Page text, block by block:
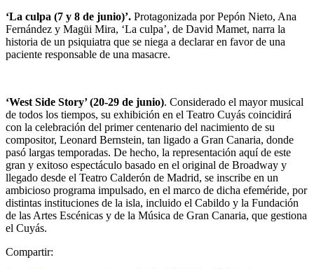
‘La culpa (7 y 8 de junio)’. Protagonizada por Pepón Nieto, Ana
Fernández y Magüi Mira, ‘La culpa’, de David Mamet, narra la
historia de un psiquiatra que se niega a declarar en favor de una
paciente responsable de una masacre.
‘West Side Story’ (20-29 de junio). Considerado el mayor musical
de todos los tiempos, su exhibición en el Teatro Cuyás coincidirá
con la celebración del primer centenario del nacimiento de su
compositor, Leonard Bernstein, tan ligado a Gran Canaria, donde
pasó largas temporadas. De hecho, la representación aquí de este
gran y exitoso espectáculo basado en el original de Broadway y
llegado desde el Teatro Calderón de Madrid, se inscribe en un
ambicioso programa impulsado, en el marco de dicha efeméride, por
distintas instituciones de la isla, incluido el Cabildo y la Fundación
de las Artes Escénicas y de la Música de Gran Canaria, que gestiona
el Cuyás.
Compartir: